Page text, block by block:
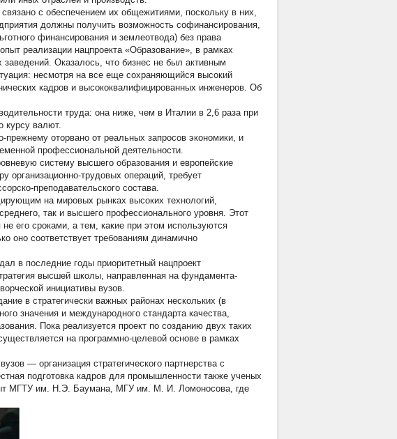
с обеспечением их общежитиями, поскольку в них,
должны получить возможность софинансирования,
финансирования и землеотвода) без права
реализации нацпроекта «Образование», в рамках
заведений. Оказалось, что бизнес не был активным
несмотря на все еще сохраняющийся высокий
кадров и высококвалифицированных инженеров. Об
труда: она ниже, чем в Италии в 2,6 раза при
курсу валют.
оторвано от реальных запросов экономики, и
профессиональной деятельности.
систему высшего образования и европейские
организационно-трудовых операций, требует
преподавательского состава.
на мировых рынках высоких технологий,
так и высшего профессионального уровня. Этот
его сроками, а тем, какие при этом используются
оно соответствует требованиям динамично
в последние годы приоритетный нацпроект
высшей школы, направленная на фундамента-
инициативы вузов.
в стратегически важных районах нескольких (в
значения и международного стандарта качества,
Пока реализуется проект по созданию двух таких
на программно-целевой основе в рамках
— организация стратегического партнерства с
подготовка кадров для промышленности также ученых
МГТУ им. Н.Э. Баумана, МГУ им. М. И. Ломоносова, где